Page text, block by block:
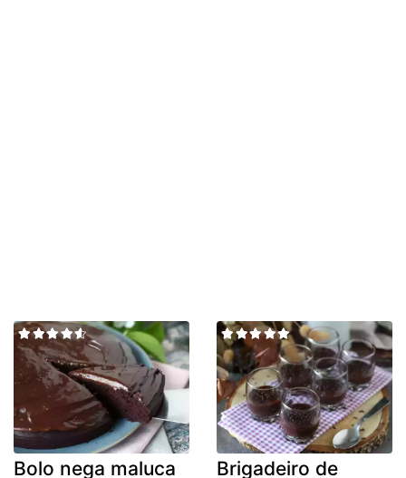
Bolo nega maluca
Brigadeiro de